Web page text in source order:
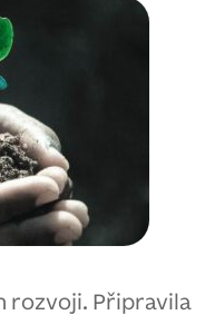
rozvoji. Připravila